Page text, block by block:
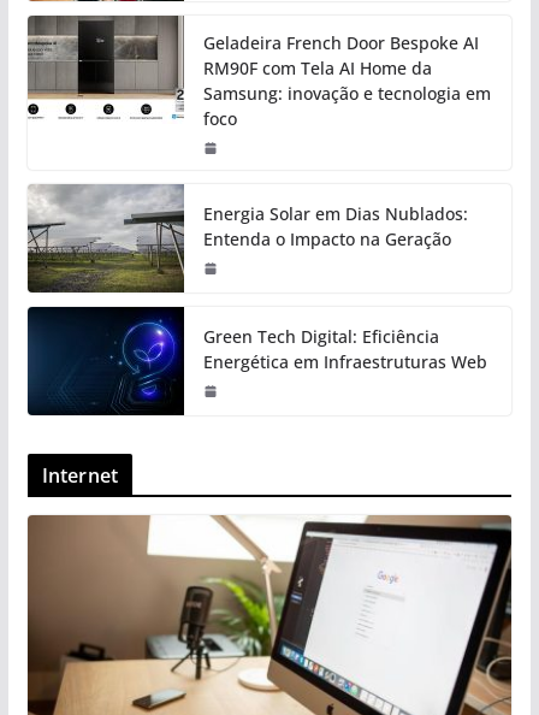
Geladeira French Door Bespoke AI
RM90F com Tela AI Home da
Samsung: inovação e tecnologia em
foco
Energia Solar em Dias Nublados:
Entenda o Impacto na Geração
Green Tech Digital: Eficiência
Energética em Infraestruturas Web
Internet